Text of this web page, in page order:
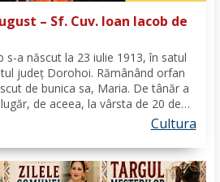
– Sf. Cuv. Ioan Iacob de
s-a născut la 23 iulie 1913, în satul
județ Dorohoi. Rămânând orfan
de bunica sa, Maria. De tânăr a
de aceea, la vârsta de 20 de
spre Mănăstirea Neamț. La 8
Cultura